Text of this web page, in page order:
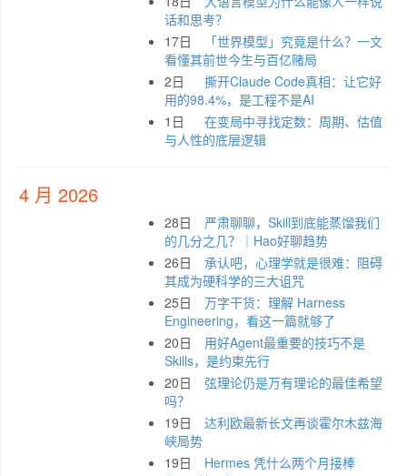
话和思考？
17日
「世界模型」究竟是什么？一文
看懂其前世今生与百亿赌局
2日
撕开Claude Code真相：让它好
用的98.4%，是工程不是AI
1日
在变局中寻找定数：周期、估值
与人性的底层逻辑
4 月 2026
28日
严肃聊聊，Skill到底能蒸馏我们
的几分之几？｜Hao好聊趋势
26日
承认吧，心理学就是很难：阻碍
其成为硬科学的三大诅咒
25日
万字干货：理解 Harness
Engineering，看这一篇就够了
20日
用好Agent最重要的技巧不是
Skills，是约束先行
20日
弦理论仍是万有理论的最佳希望
吗？
19日
达利欧最新长文再谈霍尔木兹海
峡局势
19日
Hermes 凭什么两个月接棒